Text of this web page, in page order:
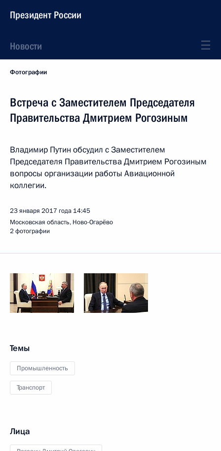
Президент России
Новости
Фотографии
Встреча с Заместителем Председателя
Правительства Дмитрием Рогозиным
Владимир Путин обсудил с Заместителем
Председателя Правительства Дмитрием Рогозиным
вопросы организации работы Авиационной
коллегии.
23 января 2017 года 14:45
Московская область, Ново-Огарёво
2 фотографии
Темы
Промышленность
Транспорт
Лица